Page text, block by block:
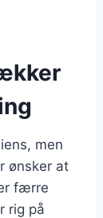
men
ønsker at
færre
rig på